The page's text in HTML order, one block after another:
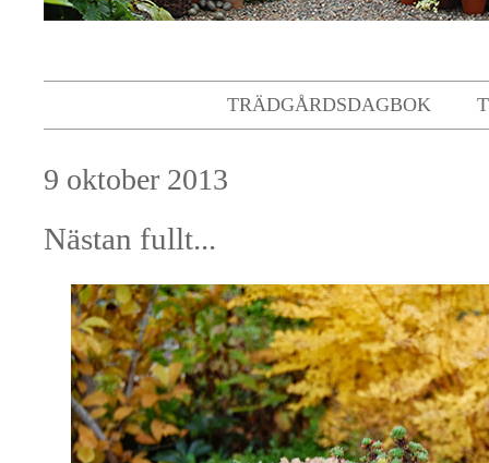
TRÄDGÅRDSDAGBOK
9 oktober 2013
Nästan fullt...